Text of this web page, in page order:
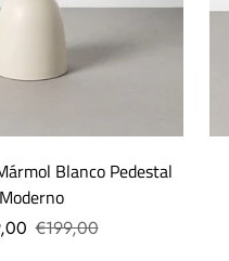
Blanco Pedestal
Moderno
€199,00